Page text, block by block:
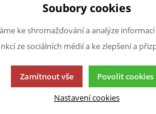
Neváhejte
Chci
Soubory cookies
ke shromažďování a analýze
ze sociálních médií a ke zlepšení a
Zamítnout vše Povolit cookies
Nastavení cookies